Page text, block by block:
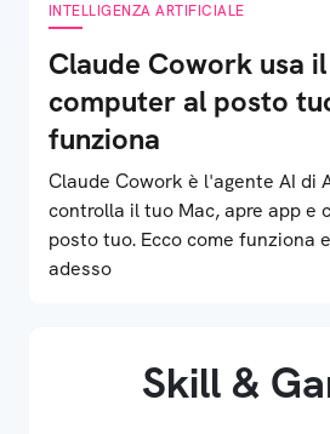
INTELLIGENZA ARTIFICIALE
Claude Cowork usa
computer al posto
funziona
Claude Cowork è l'agente AI di
controlla il tuo Mac, apre app e
posto tuo. Ecco come funziona
adesso
Skill &